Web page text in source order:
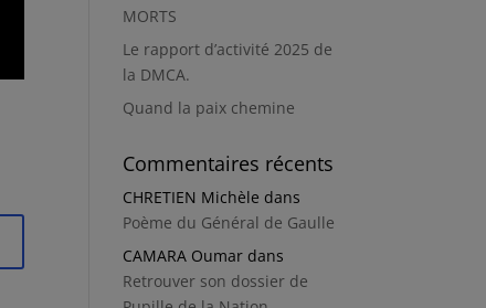
MORTS
Le rapport d’activité 2025 de
la DMCA.
Quand la paix chemine
Commentaires récents
CHRETIEN Michèle dans
Poème du Général de Gaulle
CAMARA Oumar dans
Retrouver son dossier de